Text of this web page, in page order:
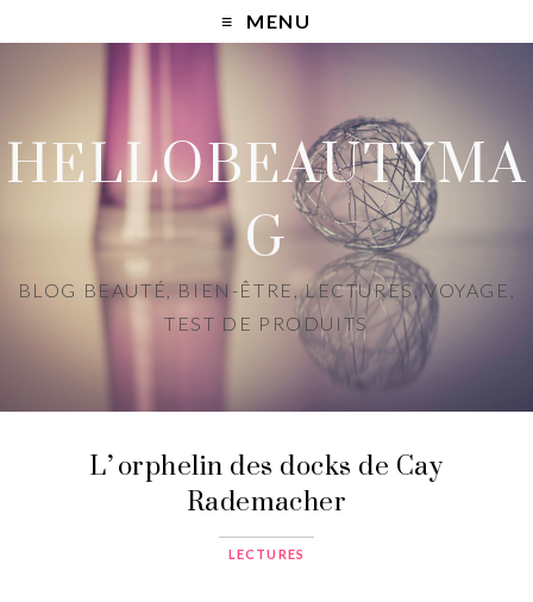
MENU
HELLOBEAUTYMA
G
BLOG BEAUTÉ, BIEN-ÊTRE, LECTURES, VOYAGE,
TEST DE PRODUITS
L’orphelin des docks de Cay
Rademacher
LECTURES